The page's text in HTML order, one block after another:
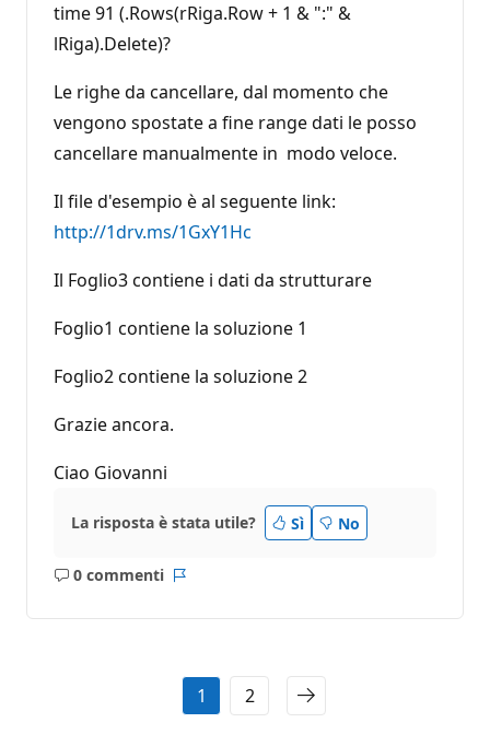
time 91 (.Rows(rRiga.Row + 1 & ":" &
lRiga).Delete)?
Le righe da cancellare, dal momento che
vengono spostate a fine range dati le posso
cancellare manualmente in modo veloce.
Il file d'esempio è al seguente link:
http://1drv.ms/1GxY1Hc
Il Foglio3 contiene i dati da strutturare
Foglio1 contiene la soluzione 1
Foglio2 contiene la soluzione 2
Grazie ancora.
Ciao Giovanni
La risposta è stata utile? Sì No
0 commenti
Nessun
Report
1 2